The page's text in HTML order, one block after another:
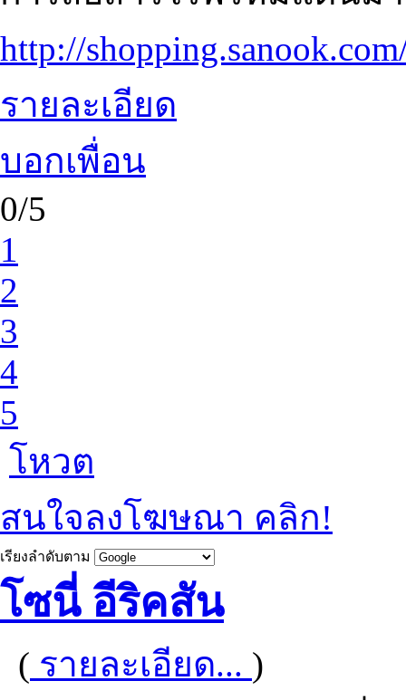
http://
รายละเอียด
บอกเพื่อน
0/5
1
2
3
4
5
โหวต
สนใจลงโฆษณา คลิก!
เรียงลำดับตาม
โซนี่ อีริคสัน
( รายละเอียด... )